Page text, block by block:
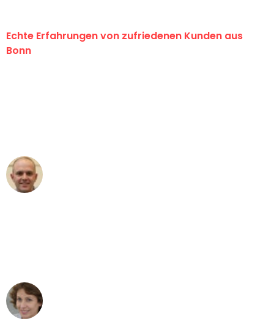
Echte Erfahrungen von zufriedenen Kunden aus
Bonn